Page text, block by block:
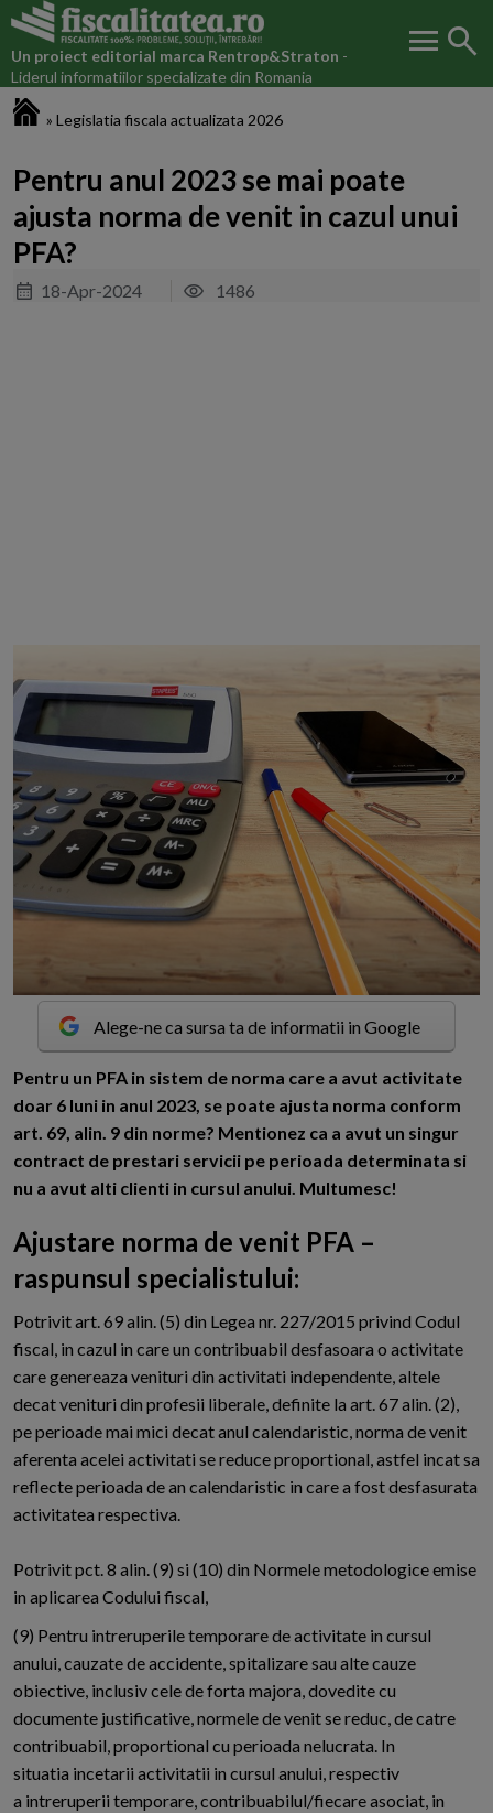
Un proiect editorial marca Rentrop&Straton -
Liderul informatiilor specializate din Romania
menu search
» Legislatia fiscala actualizata 2026
Pentru anul 2023 se mai poate
ajusta norma de venit in cazul unui
PFA?
18-Apr-2024 1486
Alege-ne ca sursa ta de informatii in Google
Pentru un PFA in sistem de norma care a avut activitate
doar 6 luni in anul 2023, se poate ajusta norma conform
art. 69, alin. 9 din norme? Mentionez ca a avut un singur
contract de prestari servicii pe perioada determinata si
nu a avut alti clienti in cursul anului. Multumesc!
Ajustare norma de venit PFA –
raspunsul specialistului:
Potrivit art. 69 alin. (5) din Legea nr. 227/2015 privind Codul
fiscal, in cazul in care un contribuabil desfasoara o activitate
care genereaza venituri din activitati independente, altele
decat venituri din profesii liberale, definite la art. 67 alin. (2),
pe perioade mai mici decat anul calendaristic, norma de venit
aferenta acelei activitati se reduce proportional, astfel incat sa
reflecte perioada de an calendaristic in care a fost desfasurata
activitatea respectiva.
Potrivit pct. 8 alin. (9) si (10) din Normele metodologice emise
in aplicarea Codului fiscal,
(9) Pentru intreruperile temporare de activitate in cursul
anului, cauzate de accidente, spitalizare sau alte cauze
obiective, inclusiv cele de forta majora, dovedite cu
documente justificative, normele de venit se reduc, de catre
contribuabil, proportional cu perioada nelucrata. In
situatia incetarii activitatii in cursul anului, respectiv
a intreruperii temporare, contribuabilul/fiecare asociat, in